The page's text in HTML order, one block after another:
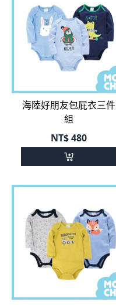
海陸好朋友包屁衣三件
組
NT$480
狐狸挖土機包屁衣三件
組